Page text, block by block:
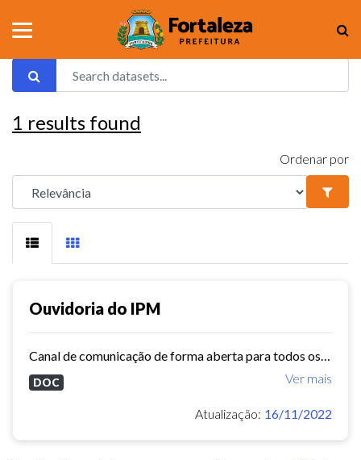
1 results found
Ordenar por
Ouvidoria do IPM
Ver mais
DOC
Atualização: 16/11/2022